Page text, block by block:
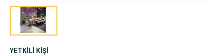
YETKİLİ KİŞİ